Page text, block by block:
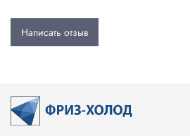
Написать отзыв